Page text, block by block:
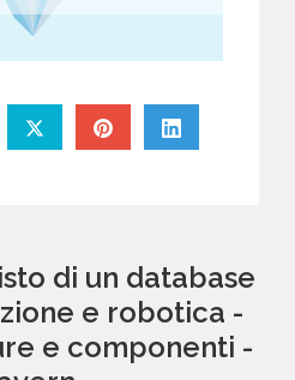
di un database
e robotica -
e componenti -